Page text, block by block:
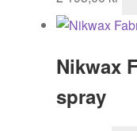
Nikwax
spray